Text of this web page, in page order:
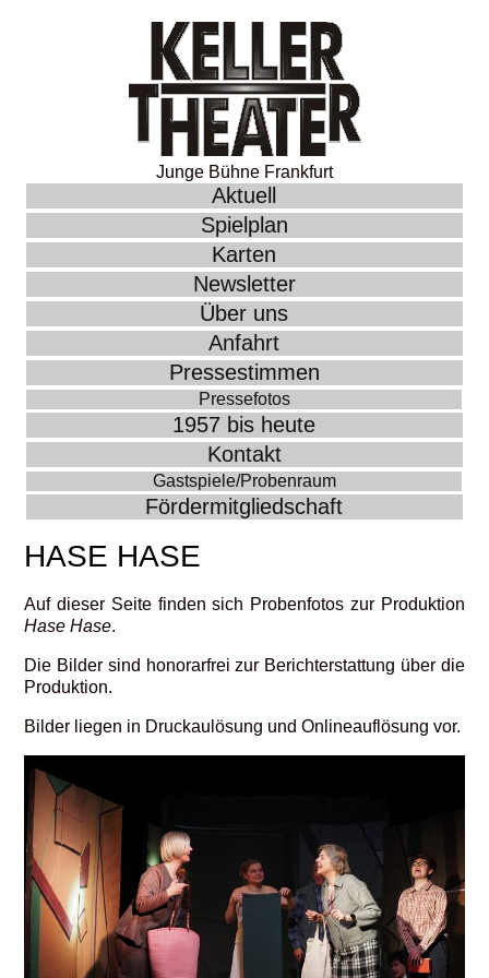
Junge Bühne Frankfurt
Aktuell
Spielplan
Karten
Newsletter
Über uns
Anfahrt
Pressestimmen
Pressefotos
1957 bis heute
Kontakt
Gastspiele/Probenraum
Fördermitgliedschaft
HASE HASE
Auf dieser Seite finden sich Probenfotos zur Produktion
Hase Hase.
Die Bilder sind honorarfrei zur Berichterstattung über die
Produktion.
Bilder liegen in Druckaulösung und Onlineauflösung vor.